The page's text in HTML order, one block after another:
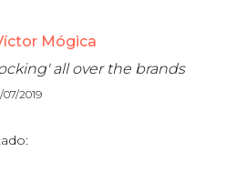
Mógica
all over the brands
2019